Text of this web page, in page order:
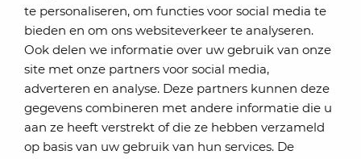
te personaliseren, om functies voor social media te
bieden en om ons websiteverkeer te analyseren.
Ook delen we informatie over uw gebruik van onze
site met onze partners voor social media,
adverteren en analyse. Deze partners kunnen deze
gegevens combineren met andere informatie die u
aan ze heeft verstrekt of die ze hebben verzameld
op basis van uw gebruik van hun services. De
Schrijf je in voor onze nieuwsbrief
Elke maand bundelen de adviseurs van Lansigt in
de eSigt het nieuws.
Jouw emailadres